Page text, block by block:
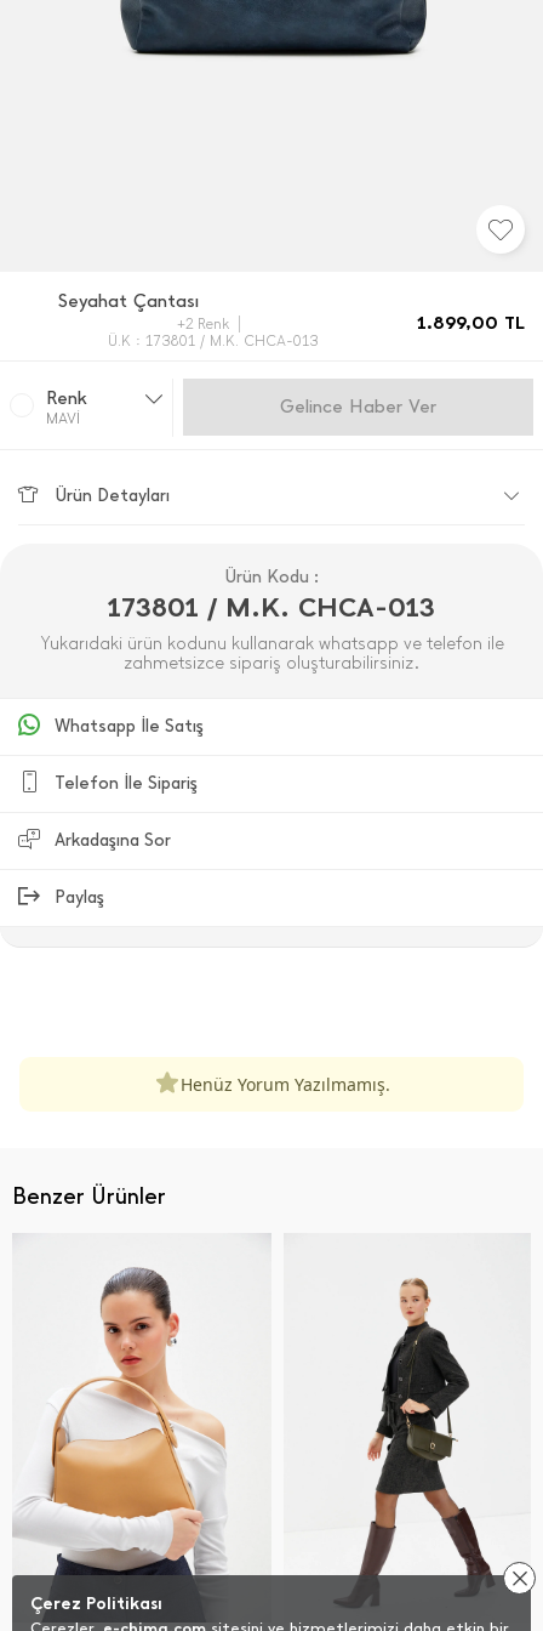
Seyahat Çantası
+2 Renk
Ü.K : 173801 / M.K. CHCA-013
1.899,00 TL
Renk
MAVİ
Gelince Haber Ver
Ürün Detayları
Ürün Kodu :
173801 / M.K. CHCA-013
Yukarıdaki ürün kodunu kullanarak whatsapp ve telefon ile
zahmetsizce sipariş oluşturabilirsiniz.
Whatsapp İle Satış
Telefon İle Sipariş
Arkadaşına Sor
Paylaş
Henüz Yorum Yazılmamış.
Benzer Ürünler
Çerez Politikası